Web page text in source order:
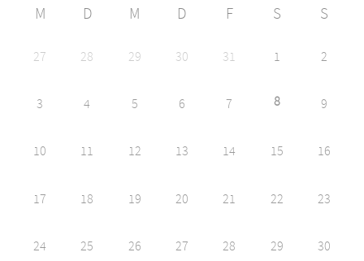
M D M D F S S
27 28 29 30 31 1 2
3 4 5 6 7 8 9
10 11 12 13 14 15 16
17 18 19 20 21 22 23
24 25 26 27 28 29 30